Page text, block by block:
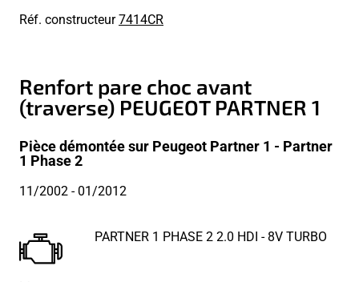
Réf. constructeur7414CR
Renfort pare choc avant
(traverse) PEUGEOT PARTNER 1
Pièce démontée sur Peugeot Partner 1 - Partner
1 Phase 2
11/2002 - 01/2012
PARTNER 1 PHASE 2 2.0 HDI - 8V TURBO